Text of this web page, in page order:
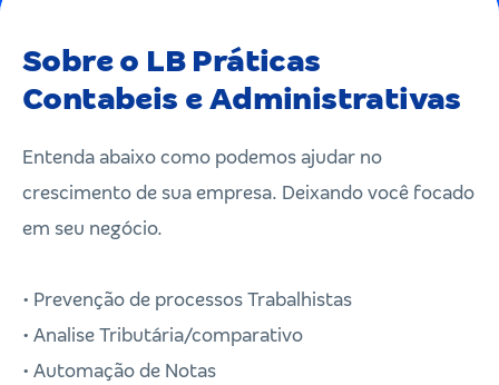
Sobre o LB Práticas
Contabeis e Administrativas
Entenda abaixo como podemos ajudar no
crescimento de sua empresa. Deixando você focado
em seu negócio.
• Prevenção de processos Trabalhistas
• Analise Tributária/comparativo
• Automação de Notas